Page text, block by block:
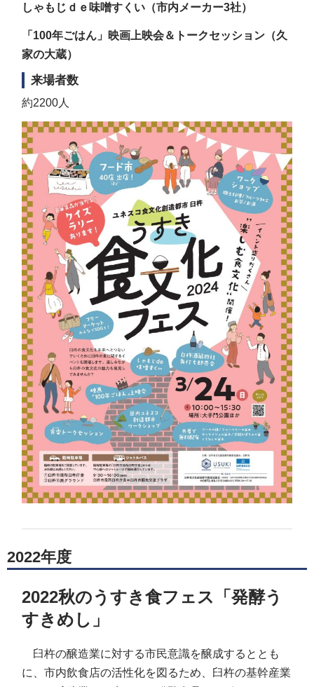
しゃもじｄｅ味噌すくい（市内メーカー3社）
「100年ごはん」映画上映会＆トークセッション（久
家の大蔵）
来場者数
約2200人
2022年度
2022秋のうすき食フェス「発酵う
すきめし」
臼杵の醸造業に対する市民意識を醸成するととも
に、市内飲食店の活性化を図るため、臼杵の基幹産業